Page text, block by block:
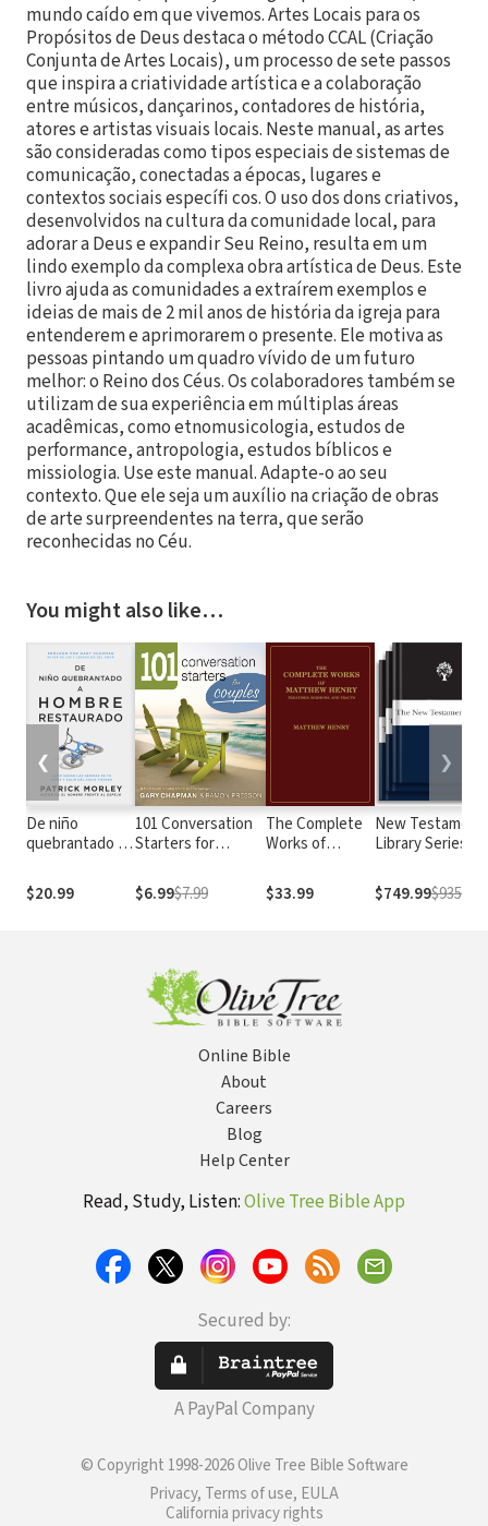
mundo caído em que vivemos. Artes Locais para os
Propósitos de Deus destaca o método CCAL (Criação
Conjunta de Artes Locais), um processo de sete passos
que inspira a criatividade artística e a colaboração
entre músicos, dançarinos, contadores de história,
atores e artistas visuais locais. Neste manual, as artes
são consideradas como tipos especiais de sistemas de
comunicação, conectadas a épocas, lugares e
contextos sociais específi cos. O uso dos dons criativos,
desenvolvidos na cultura da comunidade local, para
adorar a Deus e expandir Seu Reino, resulta em um
lindo exemplo da complexa obra artística de Deus. Este
livro ajuda as comunidades a extraírem exemplos e
ideias de mais de 2 mil anos de história da igreja para
entenderem e aprimorarem o presente. Ele motiva as
pessoas pintando um quadro vívido de um futuro
melhor: o Reino dos Céus. Os colaboradores também se
utilizam de sua experiência em múltiplas áreas
acadêmicas, como etnomusicologia, estudos de
performance, antropologia, estudos bíblicos e
missiologia. Use este manual. Adapte-o ao seu
contexto. Que ele seja um auxílio na criação de obras
de arte surpreendentes na terra, que serão
reconhecidas no Céu.
You might also like…
De niño
quebrantado a
restaurado:
Cómo sanar las
$20.99
101 Conversation
Starters for
$6.99$7.99
The Complete
Works of
Henry:
Treatises,
$33.99
New Testament
Library Series
$749.99$935.78
❮ ❯
Online Bible
About
Careers
Blog
Help Center
Read, Study, Listen:Olive Tree Bible App
Secured by:
A PayPal Company
© Copyright 1998-2026 Olive Tree Bible Software
Privacy, Terms of use, EULA
California privacy rights